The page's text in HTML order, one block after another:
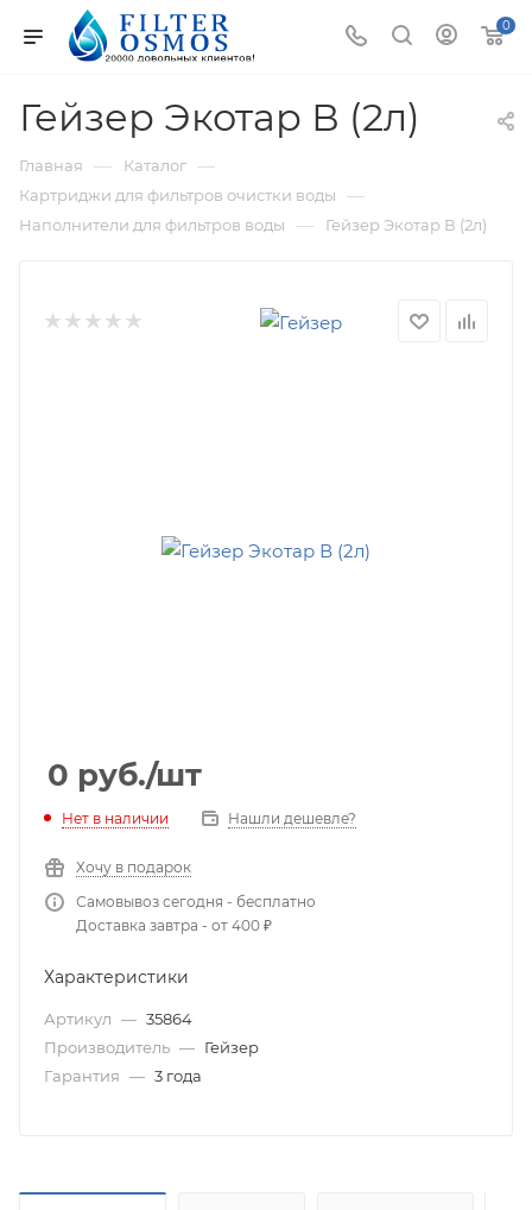
0
Гейзер Экотар В (2л)
Главная — Каталог —
Картриджи для фильтров очистки воды —
Наполнители для фильтров воды — Гейзер Экотар В (2л)
0 руб./шт
Нет в наличии Нашли дешевле?
Хочу в подарок
Самовывоз сегодня - бесплатно
Доставка завтра - от 400 ₽
Характеристики
Артикул — 35864
Производитель — Гейзер
Гарантия — 3 года